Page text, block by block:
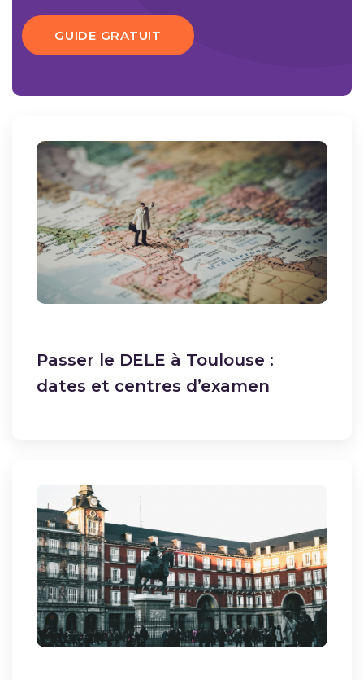
GUIDE GRATUIT
Passer le DELE à Toulouse :
dates et centres d’examen